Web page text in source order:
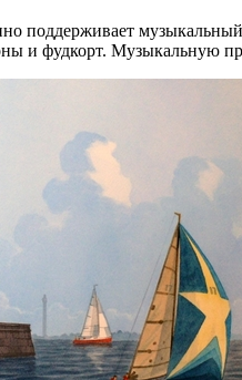
поддерживает
и фудкорт. Музыкальную